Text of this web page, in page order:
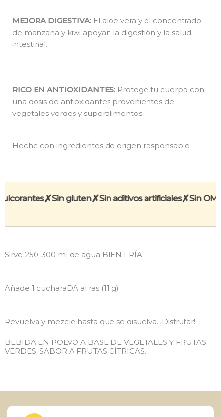
MEJORA DIGESTIVA: El aloe vera y el concentrado
de manzana y kiwi apoyan la digestión y la salud
intestinal.
RICO EN ANTIOXIDANTES: Protege tu cuerpo con
una dosis de antioxidantes provenientes de
vegetales verdes y superalimentos.
Hecho con ingredientes de origen responsable​
✗Sin gluten✗Sin aditivos artificiales✗Sin OMG
Sirve 250-300 ml de agua BIEN FRÍA
Añade 1 cucharaDA al ras (11 g)
Revuelva y mezcle hasta que se disuelva. ¡Disfrutar!
BEBIDA EN POLVO A BASE DE VEGETALES Y FRUTAS
VERDES, SABOR A FRUTAS CÍTRICAS.